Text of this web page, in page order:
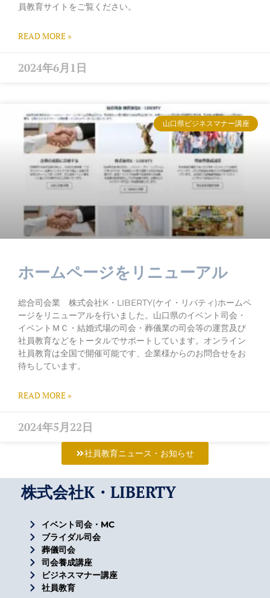
員教育サイトをご覧ください。
READ MORE »
2024年6月1日
山口県ビジネスマナー講座
ホームページをリニューアル
総合司会業 株式会社K・LIBERTY(ケイ・リバティ)ホームペ
ージをリニューアルを行いました。山口県のイベント司会・
イベントＭＣ・結婚式場の司会・葬儀業の司会等の運営及び
社員教育などをトータルでサポートしています。オンライン
社員教育は全国で開催可能です、企業様からのお問合せをお
待ちしています。
READ MORE »
2024年5月22日
社員教育ニュース・お知らせ
株式会社K・LIBERTY
イベント司会・MC
ブライダル司会
葬儀司会
司会養成講座
ビジネスマナー講座
社員教育